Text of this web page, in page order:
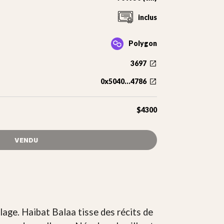
inclus
Polygon
3697
0x5040...4786
$4300
VENDU
Haibat Balaa tisse des récits de